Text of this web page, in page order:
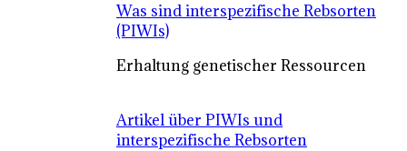
Was sind interspezifische Rebsorten
(PIWIs)
Erhaltung genetischer Ressourcen
Artikel über PIWIs und
interspezifische Rebsorten